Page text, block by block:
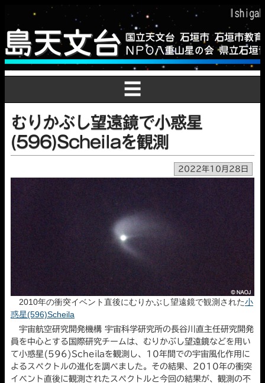
☰
むりかぶし望遠鏡で小惑星
(596)Scheilaを観測
2022年10月28日
2010年の衝突イベント直後にむりかぶし望遠鏡で観測された小
惑星(596)Scheila
宇宙航空研究開発機構 宇宙科学研究所の長谷川直主任研究開発
員を中心とする国際研究チームは、むりかぶし望遠鏡などを用い
て小惑星(596)Scheilaを観測し、10年間での宇宙風化作用に
よるスペクトルの進化を調べました。その結果、2010年の衝突
イベント直後に観測されたスペクトルと今回の結果が、観測の不